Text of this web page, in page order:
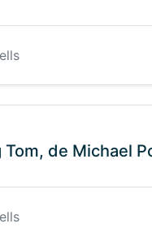
Tom, de Michael